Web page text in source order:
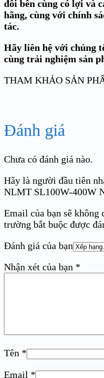
đôi bên cùng có lợi và
hãng, cùng với chính
tác.
Hãy liên hệ với chúng
cùng trải nghiệm sản
THAM KHẢO SẢN
Đánh giá
Chưa có đánh giá nào.
Hãy là người đầu tiên
NLMT SL100W-400W
Email của bạn sẽ
trường bắt buộc được
Đánh giá của bạn
Nhận xét của bạn *
Tên *
Email *